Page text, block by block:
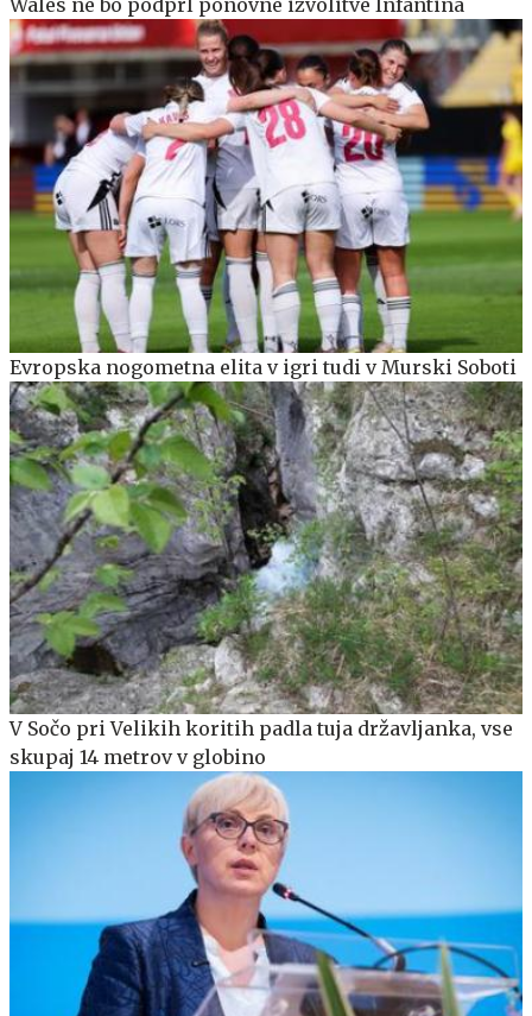
Evropska nogometna elita v igri tudi v Murski Soboti
V Sočo pri Velikih koritih padla tuja državljanka, vse
skupaj 14 metrov v globino